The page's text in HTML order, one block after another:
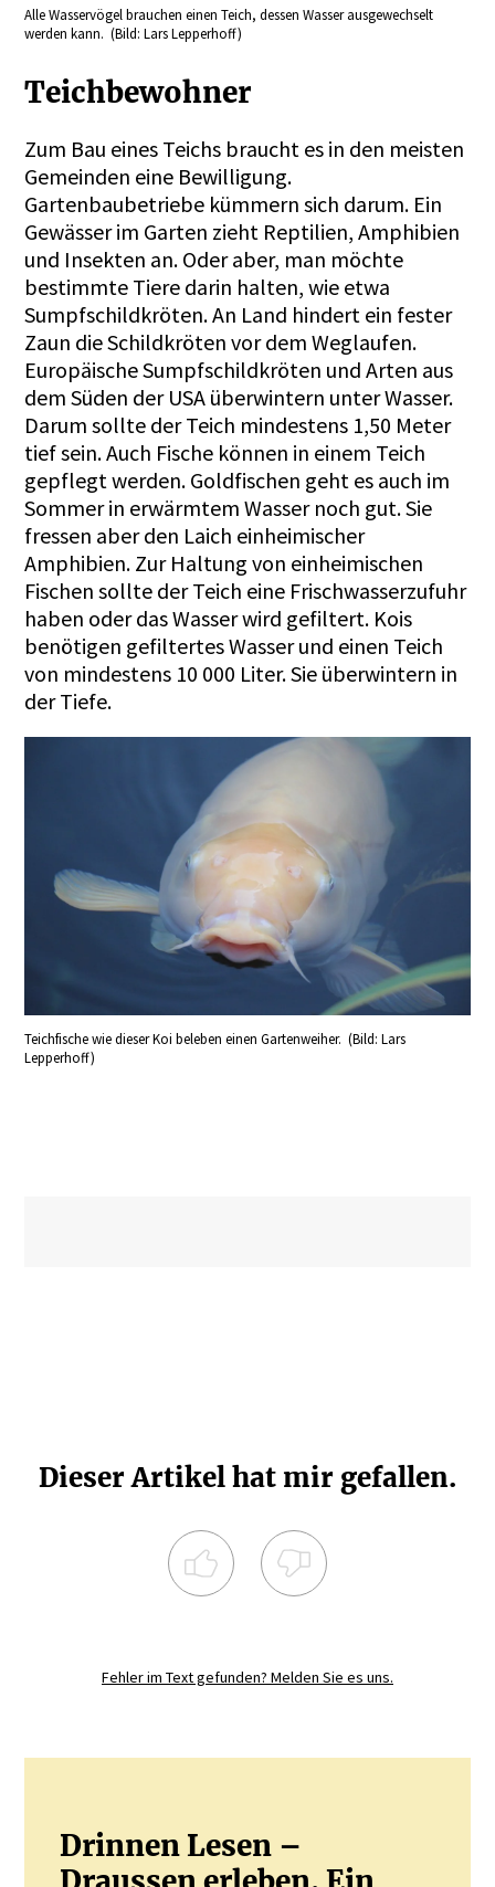
Alle Wasservögel brauchen einen Teich, dessen Wasser ausgewechselt
werden kann. (Bild: Lars Lepperhoff)
Teichbewohner
Zum Bau eines Teichs braucht es in den meisten
Gemeinden eine Bewilligung.
Gartenbaubetriebe kümmern sich darum. Ein
Gewässer im Garten zieht Reptilien, Amphibien
und Insekten an. Oder aber, man möchte
bestimmte Tiere darin halten, wie etwa
Sumpfschildkröten. An Land hindert ein fester
Zaun die Schildkröten vor dem Weglaufen.
Europäische Sumpfschildkröten und Arten aus
dem Süden der USA überwintern unter Wasser.
Darum sollte der Teich mindestens 1,50 Meter
tief sein. Auch Fische können in einem Teich
gepflegt werden. Goldfischen geht es auch im
Sommer in erwärmtem Wasser noch gut. Sie
fressen aber den Laich einheimischer
Amphibien. Zur Haltung von einheimischen
Fischen sollte der Teich eine Frischwasserzufuhr
haben oder das Wasser wird gefiltert. Kois
benötigen gefiltertes Wasser und einen Teich
von mindestens 10 000 Liter. Sie überwintern in
der Tiefe.
Teichfische wie dieser Koi beleben einen Gartenweiher. (Bild: Lars
Lepperhoff)
Dieser Artikel hat mir gefallen.
Fehler im Text gefunden? Melden Sie es uns.
Drinnen Lesen –